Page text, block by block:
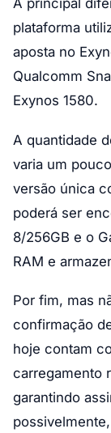
A principal
plataforma
aposta no
Qualcomm
Exynos 1580.
A quantidade
varia um
versão única
poderá ser
8/256GB e o
RAM e
Por fim, mas
confirmação
hoje contam
carregamento
garantindo